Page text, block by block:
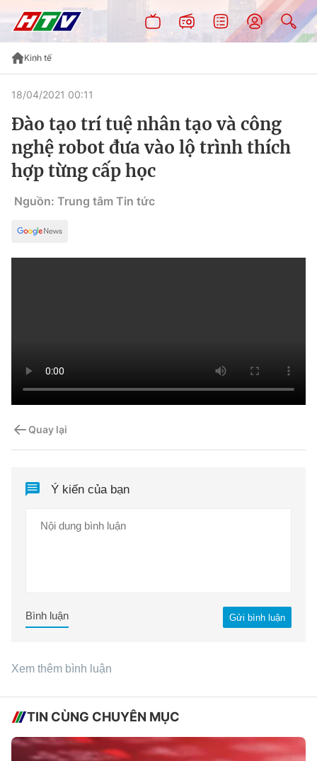
Kinh tế
18/04/2021 00:11
Đào tạo trí tuệ nhân tạo và công
nghệ robot đưa vào lộ trình thích
hợp từng cấp học
Nguồn: Trung tâm Tin tức
Quay lại
Ý kiến của bạn
Gửi bình luận
Bình luận
Xem thêm bình luận
TIN CÙNG CHUYÊN MỤC